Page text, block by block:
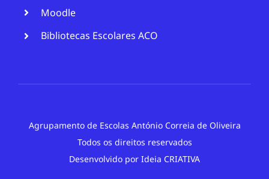
Moodle
Bibliotecas Escolares ACO
Agrupamento de Escolas António Correia de Oliveira
Todos os direitos reservados
Desenvolvido por Ideia CRIATIVA